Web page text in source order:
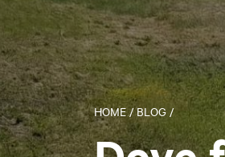
HOME/BLOG /